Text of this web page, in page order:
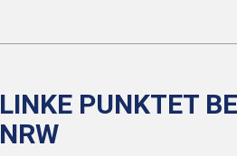
LINKE PUNKTET
NRW